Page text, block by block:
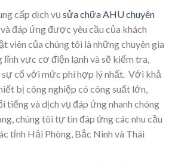
cấp dịch vụ sửa chữa AHU chuyên
và đáp ứng được yêu cầu của khách
viên của chúng tôi là những chuyên gia
vực cơ điện lạnh và sẽ kiểm tra,
sự cố với mức phí hợp lý nhất. Với khả
bị công nghiệp có công suất lớn,
tiếng và dịch vụ đáp ứng nhanh chóng
chúng tôi tự tin đáp ứng các nhu cầu
tỉnh Hải Phòng, Bắc Ninh và Thái